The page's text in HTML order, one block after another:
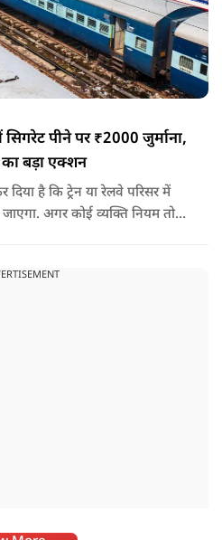
सिगरेट पीने पर ₹2000 जुर्माना,
बड़ा एक्शन
है कि ट्रेन या रेलवे परिसर में
अगर कोई व्यक्ति नियम तोड़ते